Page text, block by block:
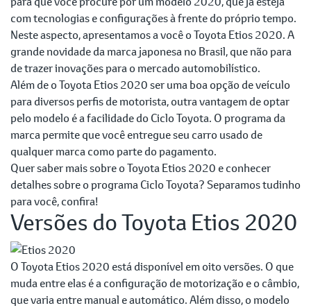
com tecnologias e configurações à frente do próprio tempo.
Neste aspecto, apresentamos a você o Toyota Etios 2020. A
grande novidade da marca japonesa no Brasil, que não para
de trazer inovações para o mercado automobilístico.
Além de o Toyota Etios 2020 ser uma boa opção de veículo
para diversos perfis de motorista, outra vantagem de optar
pelo modelo é a facilidade do Ciclo Toyota. O programa da
marca permite que você entregue seu carro usado de
qualquer marca como parte do pagamento.
Quer saber mais sobre o Toyota Etios 2020 e conhecer
detalhes sobre o programa Ciclo Toyota? Separamos tudinho
para você, confira!
Versões do Toyota Etios 2020
O Toyota Etios 2020 está disponível em oito versões. O que
muda entre elas é a configuração de motorização e o câmbio,
que varia entre manual e automático. Além disso, o modelo